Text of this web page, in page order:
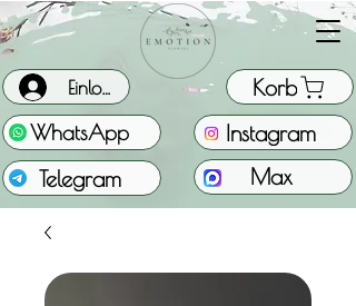
WhatsApp
Korb
Einloggen
Telegram Max
Instagram